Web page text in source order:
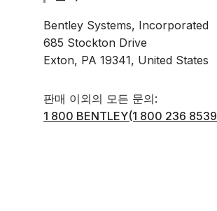
Bentley Systems, Incorporated
685 Stockton Drive
Exton, PA 19341, United States
판매 이외의 모든 문의:
1 800 BENTLEY(1 800 236 8539